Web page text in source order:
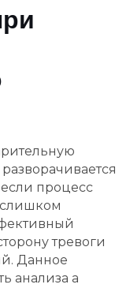
процесс
тревоги
Данное
анализа а